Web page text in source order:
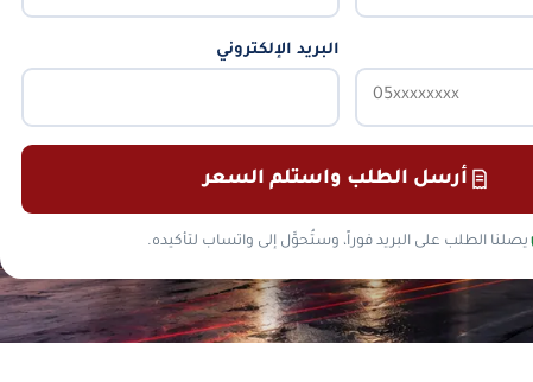
البريد الإلكتروني
أرسل الطلب واستلم السعر
يصلنا الطلب على البريد فوراً، وستُحوَّل إلى واتساب لتأكيده.